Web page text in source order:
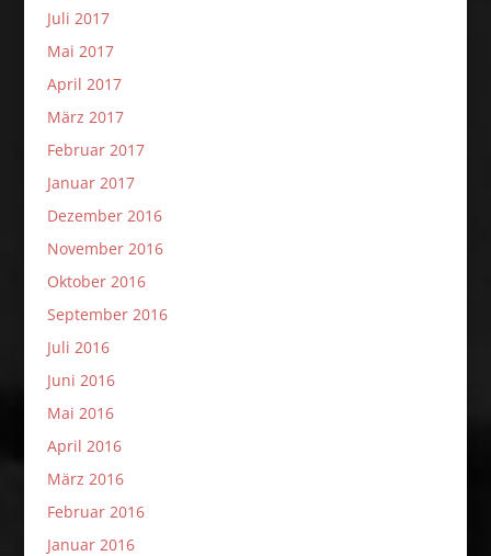
Juli 2017
Mai 2017
April 2017
März 2017
Februar 2017
Januar 2017
Dezember 2016
November 2016
Oktober 2016
September 2016
Juli 2016
Juni 2016
Mai 2016
April 2016
März 2016
Februar 2016
Januar 2016